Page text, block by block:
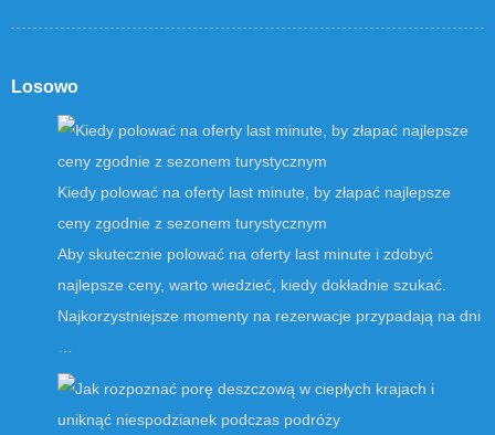
Losowo
Kiedy polować na oferty last minute, by złapać najlepsze
ceny zgodnie z sezonem turystycznym
Aby skutecznie polować na oferty last minute i zdobyć
najlepsze ceny, warto wiedzieć, kiedy dokładnie szukać.
Najkorzystniejsze momenty na rezerwacje przypadają na dni